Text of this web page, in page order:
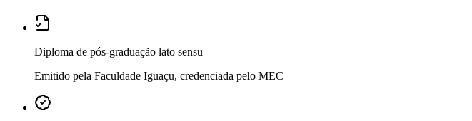
Diploma de pós-graduação lato sensu
Emitido pela Faculdade Iguaçu, credenciada pelo MEC